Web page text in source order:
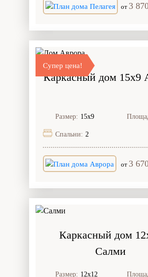
от 3
Супер цена!
Каркасный дом 15х9
Размер: 15х9
Спальни: 2
от 3
Каркасный дом
Салми
Размер: 12х12